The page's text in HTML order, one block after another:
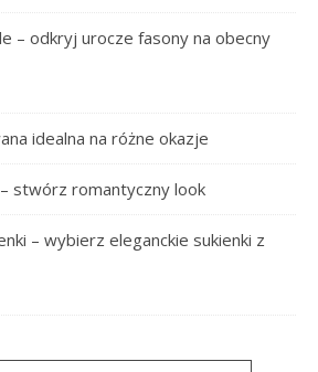
– odkryj urocze fasony na obecny
idealna na różne okazje
stwórz romantyczny look
– wybierz eleganckie sukienki z